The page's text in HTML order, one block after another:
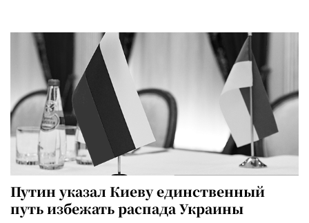
Путин указал Киеву единственный
путь избежать распада Украины